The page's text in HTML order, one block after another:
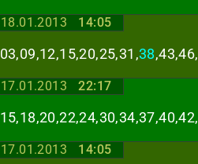
18.01.2013 14:05
03,09,12,15,20,25,31,38,43,46,
17.01.2013 22:17
15,18,20,22,24,30,34,37,40,42,
17.01.2013 14:05